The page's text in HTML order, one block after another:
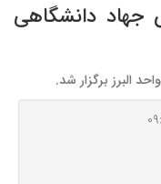
جهاد دانشگاهی
البرز برگزار شد.